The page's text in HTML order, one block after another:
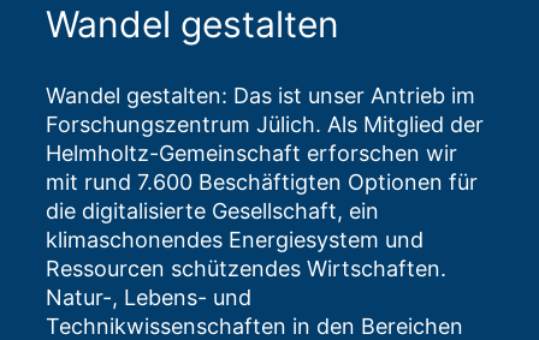
Wandel gestalten
Wandel gestalten: Das ist unser Antrieb im
Forschungszentrum Jülich. Als Mitglied der
Helmholtz-Gemeinschaft erforschen wir
mit rund 7.600 Beschäftigten Optionen für
die digitalisierte Gesellschaft, ein
klimaschonendes Energiesystem und
Ressourcen schützendes Wirtschaften.
Natur-, Lebens- und
Technikwissenschaften in den Bereichen